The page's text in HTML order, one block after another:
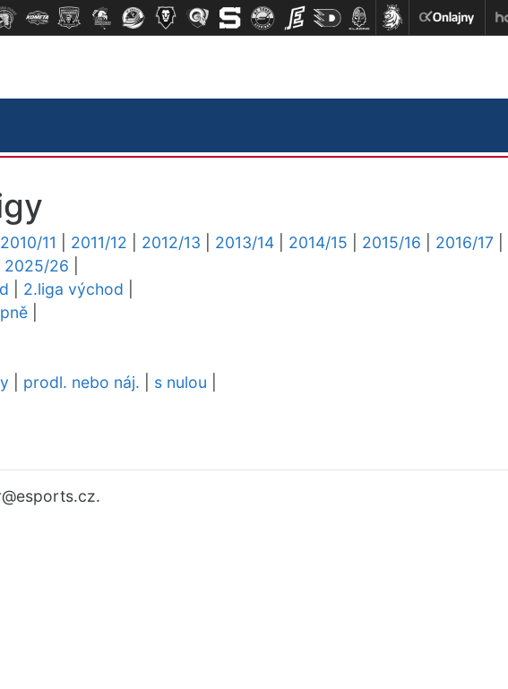
2010/11 2011/12 2012/13 2013/14 2014/15 2015/16 2016/17
2025/26
2.liga východ
prodl. nebo náj. s nulou
@esports.cz.